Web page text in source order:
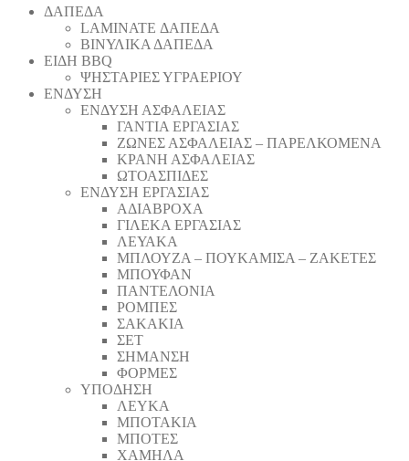
ΔΑΠΕΔΑ
LAMINATE ΔΑΠΕΔΑ
ΒΙΝΥΛΙΚΑ ΔΑΠΕΔΑ
ΕΙΔΗ BBQ
ΨΗΣΤΑΡΙΕΣ ΥΓΡΑΕΡΙΟΥ
ΕΝΔΥΣΗ
ΕΝΔΥΣΗ ΑΣΦΑΛΕΙΑΣ
ΓΑΝΤΙΑ ΕΡΓΑΣΙΑΣ
ΖΩΝΕΣ ΑΣΦΑΛΕΙΑΣ – ΠΑΡΕΛΚΟΜΕΝΑ
ΚΡΑΝΗ ΑΣΦΑΛΕΙΑΣ
ΩΤΟΑΣΠΙΔΕΣ
ΕΝΔΥΣΗ ΕΡΓΑΣΙΑΣ
ΑΔΙΑΒΡΟΧΑ
ΓΙΛΕΚΑ ΕΡΓΑΣΙΑΣ
ΛΕΥΑΚΑ
ΜΠΛΟΥΖΑ – ΠΟΥΚΑΜΙΣΑ – ΖΑΚΕΤΕΣ
ΜΠΟΥΦΑΝ
ΠΑΝΤΕΛΟΝΙΑ
ΡΟΜΠΕΣ
ΣΑΚΑΚΙΑ
ΣΕΤ
ΣΗΜΑΝΣΗ
ΦΟΡΜΕΣ
ΥΠΟΔΗΣΗ
ΛΕΥΚΑ
ΜΠΟΤΑΚΙΑ
ΜΠΟΤΕΣ
ΧΑΜΗΛΑ